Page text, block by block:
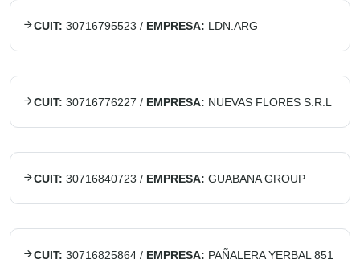
CUIT: 30716795523 / EMPRESA: LDN.ARG
CUIT: 30716776227 / EMPRESA: NUEVAS FLORES S.R.L
CUIT: 30716840723 / EMPRESA: GUABANA GROUP
CUIT: 30716825864 / EMPRESA: PAÑALERA YERBAL 851